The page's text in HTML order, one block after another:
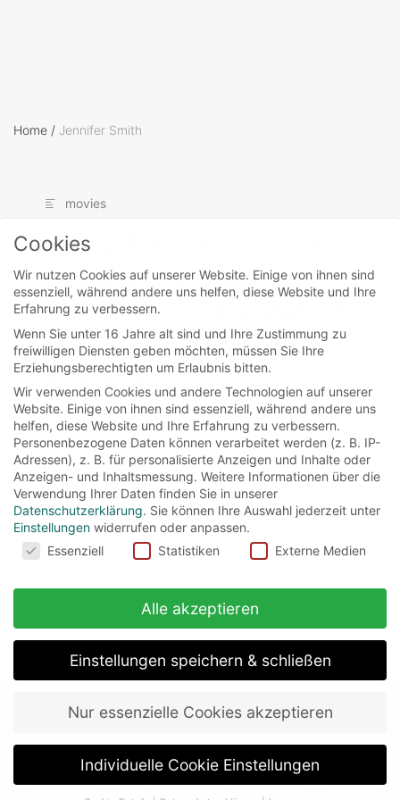
Home / Jennifer Smith
movies
Harry Potter und der
Gefangene von
Askaban (Harry Potter
and the Prisoner of
Azkaban)
Der einzige Teil der Reihe, in dem Harry nicht
gegen Voldemort ankämpfen muss, beginnt
wie immer bei den...
Read More
Copyright © 2026officialregs. All rights reserved.|Designed
about impressum datenschutz
Cookies
Wir nutzen Cookies auf unserer Website. Einige von ihnen sind
essenziell, während andere uns helfen, diese Website und Ihre
Erfahrung zu verbessern.
Wenn Sie unter 16 Jahre alt sind und Ihre Zustimmung zu
freiwilligen Diensten geben möchten, müssen Sie Ihre
Erziehungsberechtigten um Erlaubnis bitten.
Wir verwenden Cookies und andere Technologien auf unserer
Website. Einige von ihnen sind essenziell, während andere uns
helfen, diese Website und Ihre Erfahrung zu verbessern.
Personenbezogene Daten können verarbeitet werden (z. B. IP-
Adressen), z. B. für personalisierte Anzeigen und Inhalte oder
Anzeigen- und Inhaltsmessung. Weitere Informationen über die
Verwendung Ihrer Daten finden Sie in unserer
Datenschutzerklärung. Sie können Ihre Auswahl jederzeit unter
Einstellungen widerrufen oder anpassen.
CookiesEssenziell Statistiken Externe Medien
Alle akzeptieren
Einstellungen speichern & schließen
Nur essenzielle Cookies akzeptieren
Individuelle Cookie Einstellungen